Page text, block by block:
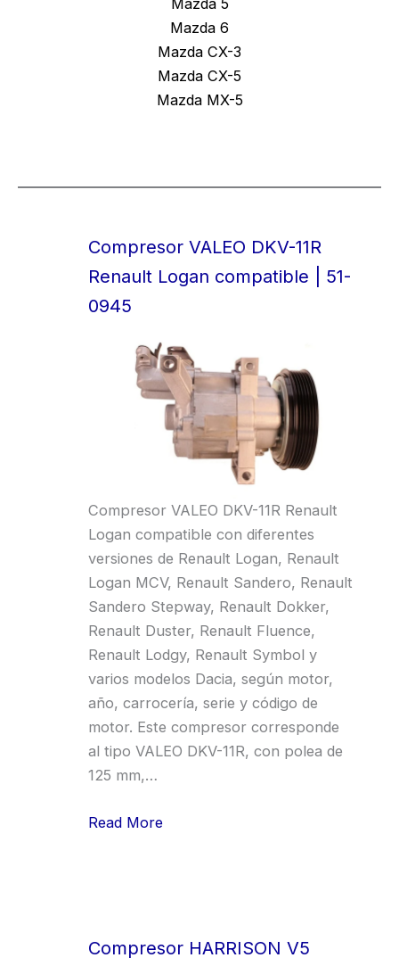
Mazda 6
Mazda CX-3
Mazda CX-5
Mazda MX-5
Compresor VALEO DKV-11R
Renault Logan compatible | 51-
0945
Compresor VALEO DKV-11R Renault
Logan compatible con diferentes
versiones de Renault Logan, Renault
Logan MCV, Renault Sandero, Renault
Sandero Stepway, Renault Dokker,
Renault Duster, Renault Fluence,
Renault Lodgy, Renault Symbol y
varios modelos Dacia, según motor,
año, carrocería, serie y código de
motor. Este compresor corresponde
al tipo VALEO DKV-11R, con polea de
125 mm,…
Read More
Compresor HARRISON V5